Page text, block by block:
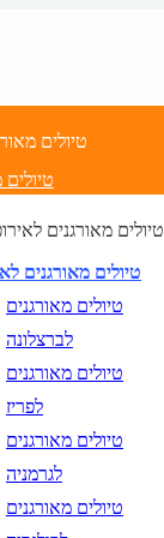
טיולים
טיולים
טיולים מאורגנים
טיולים מאורגנים
טיולים מאורגנים
לברצלונה
טיולים מאורגנים
לפריז
טיולים מאורגנים
לגרמניה
טיולים מאורגנים